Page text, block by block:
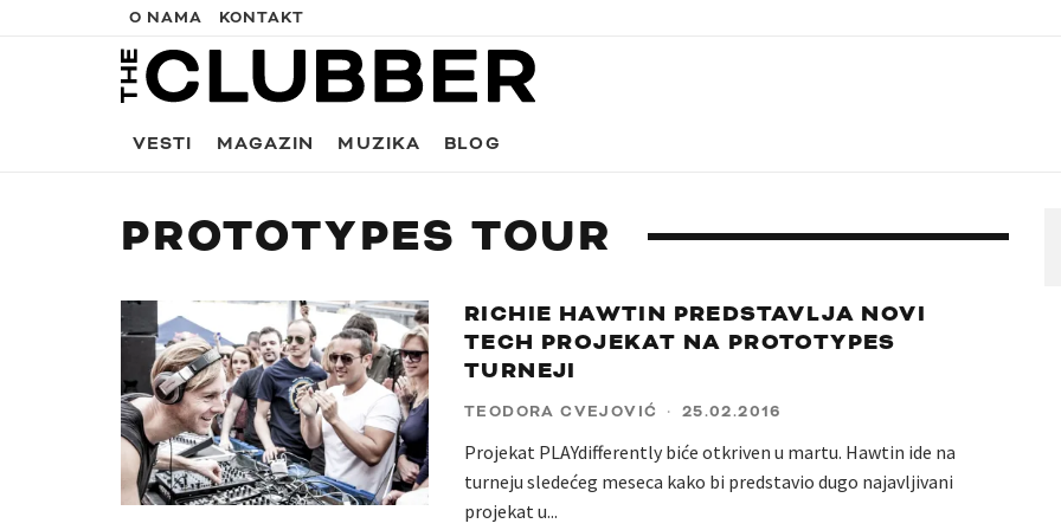
O NAMA KONTAKT
VESTI MAGAZIN MUZIKA BLOG
PROTOTYPES TOUR
RICHIE HAWTIN PREDSTAVLJA NOVI
TECH PROJEKAT NA PROTOTYPES
TURNEJI
TEODORA CVEJOVIĆ · 25.02.2016
Projekat PLAYdifferently biće otkriven u martu. Hawtin ide na
turneju sledećeg meseca kako bi predstavio dugo najavljivani
projekat u...